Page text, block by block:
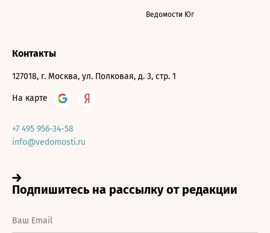
Ведомости Юг
Контакты
127018, г. Москва, ул. Полковая, д. 3, стр. 1
На карте
+7 495 956-34-58
info@vedomosti.ru